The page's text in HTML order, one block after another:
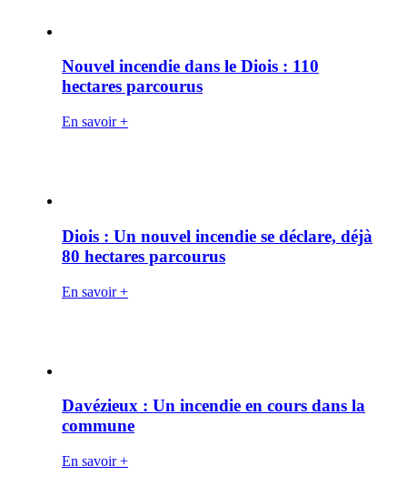
Nouvel incendie dans le Diois : 110
hectares parcourus
En savoir +
Diois : Un nouvel incendie se déclare, déjà
80 hectares parcourus
En savoir +
Davézieux : Un incendie en cours dans la
commune
En savoir +